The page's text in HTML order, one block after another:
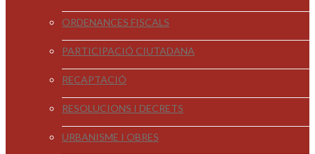
ORDENANCES FISCALS
PARTICIPACIÓ CIUTADANA
RECAPTACIÓ
RESOLUCIONS I DECRETS
URBANISME I OBRES